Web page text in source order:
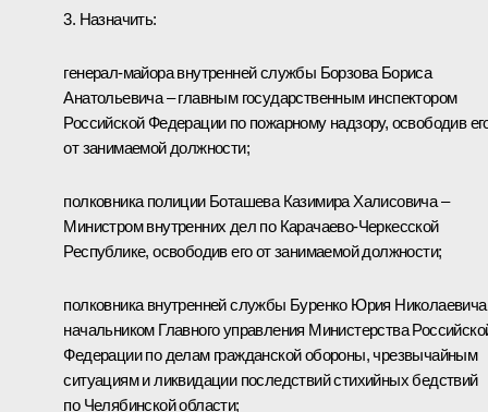
3. Назначить:
генерал-майора внутренней службы Борзова Бориса
Анатольевича – главным государственным инспектором
Российской Федерации по пожарному надзору, освободив
от занимаемой должности;
полковника полиции Боташева Казимира Халисовича –
Министром внутренних дел по Карачаево-Черкесской
Республике, освободив его от занимаемой должности;
полковника внутренней службы Буренко Юрия
начальником Главного управления Министерства
Федерации по делам гражданской обороны, чрезвычайным
ситуациям и ликвидации последствий стихийных бедствий
по Челябинской области;